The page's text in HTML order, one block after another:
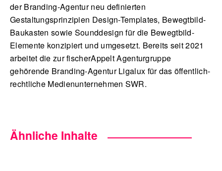
der Branding-Agentur neu definierten
Gestaltungsprinzipien Design-Templates, Bewegtbild-
Baukasten sowie Sounddesign für die Bewegtbild-
Elemente konzipiert und umgesetzt. Bereits seit 2021
arbeitet die zur fischerAppelt Agenturgruppe
gehörende Branding-Agentur Ligalux für das öffentlich-
rechtliche Medienunternehmen SWR.
Ähnliche Inhalte